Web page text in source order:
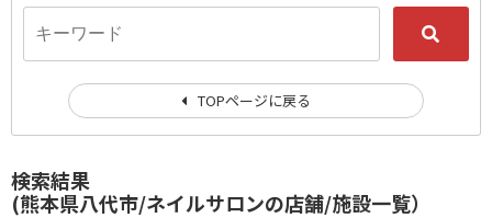
検索結果
(熊本県八代市/ネイルサロンの店舗/施設一覧）
TOPページに戻る